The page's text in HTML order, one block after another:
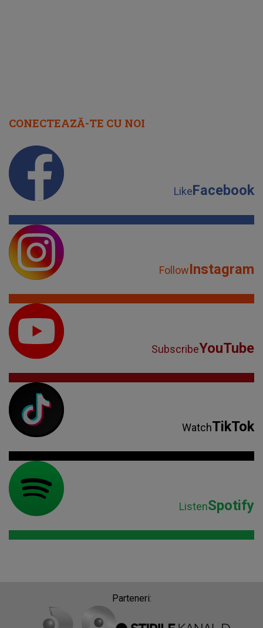
CONECTEAZĂ-TE CU NOI
LikeFacebook
FollowInstagram
SubscribeYouTube
WatchTikTok
ListenSpotify
Parteneri: